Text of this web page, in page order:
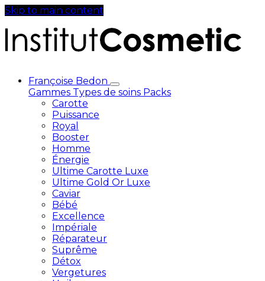
Skip to main content
Françoise Bedon
Gammes Types de soins Packs
Carotte
Puissance
Royal
Booster
Homme
Énergie
Ultime Carotte Luxe
Ultime Gold Or Luxe
Caviar
Bébé
Excellence
Impériale
Réparateur
Suprême
Détox
Vergetures